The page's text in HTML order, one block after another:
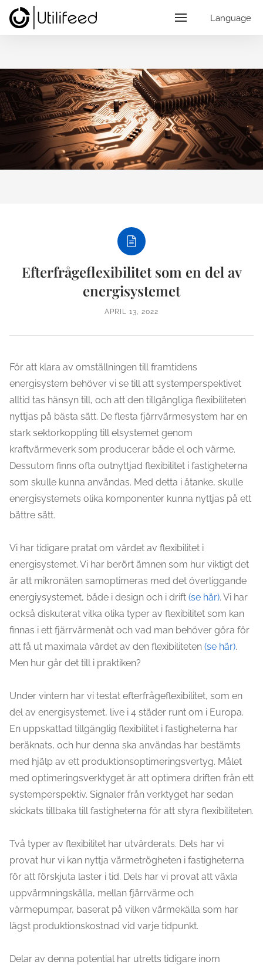
Language
Efterfrågeflexibilitet som en del av
energisystemet
APRIL 13, 2022
För att klara av omställningen till framtidens
energisystem behöver vi se till att systemperspektivet
alltid tas hänsyn till, och att den tillgängliga flexibiliteten
nyttjas på bästa sätt. De flesta fjärrvärmesystem har en
stark sektorkoppling till elsystemet genom
kraftvärmeverk som producerar både el och värme.
Dessutom finns ofta outnyttjad flexibilitet i fastigheterna
som skulle kunna användas. Med detta i åtanke, skulle
energisystemets olika komponenter kunna nyttjas på ett
bättre sätt.
Vi har tidigare pratat om värdet av flexibilitet i
energisystemet. Vi har berört ämnen som hur viktigt det
är att mikronäten samoptimeras med det överliggande
energiysystemet, både i design och i drift (se här). Vi har
också diskuterat vilka olika typer av flexibilitet som kan
finnas i ett fjärrvärmenät och vad man behöver göra för
att få ut maximala värdet av den flexibiliteten (se här).
Men hur går det till i praktiken?
Under vintern har vi testat efterfrågeflexibilitet, som en
del av energisystemet, live i 4 städer runt om i Europa.
En uppskattad tillgänglig flexibilitet i fastigheterna har
beräknats, och hur denna ska användas har bestämts
med hjälp av ett produktionsoptimeringsvertyg. Målet
med optimeringsverktyget är att optimera driften från ett
systemperspektiv. Signaler från verktyget har sedan
skickats tillbaka till fastigheterna för att styra flexibiliteten.
Två typer av flexibilitet har utvärderats. Dels har vi
provat hur vi kan nyttja värmetrögheten i fastigheterna
för att förskjuta laster i tid. Dels har vi provat att växla
uppvärmningskälla, mellan fjärrvärme och
värmepumpar, baserat på vilken värmekälla som har
lägst produktionskostnad vid varje tidpunkt.
Delar av denna potential har utretts tidigare inom